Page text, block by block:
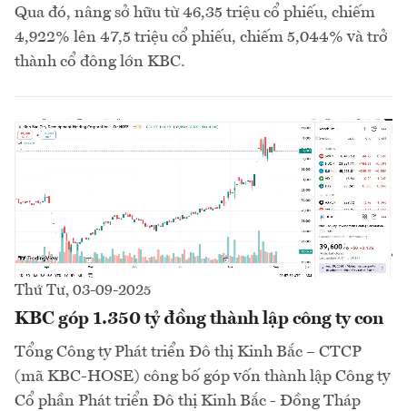
Qua đó, nâng sở hữu từ 46,35 triệu cổ phiếu, chiếm
4,922% lên 47,5 triệu cổ phiếu, chiếm 5,044% và trở
thành cổ đông lớn KBC.
Thứ Tư, 03-09-2025
KBC góp 1.350 tỷ đồng thành lập công ty con
Tổng Công ty Phát triển Đô thị Kinh Bắc – CTCP
(mã KBC-HOSE) công bố góp vốn thành lập Công ty
Cổ phần Phát triển Đô thị Kinh Bắc - Đồng Tháp